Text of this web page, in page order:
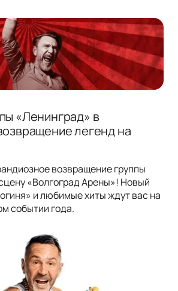
«Ленинград» в
легенд на
возвращение группы
«Волгоград Арены»! Новый
и любимые хиты ждут вас на
событии года.